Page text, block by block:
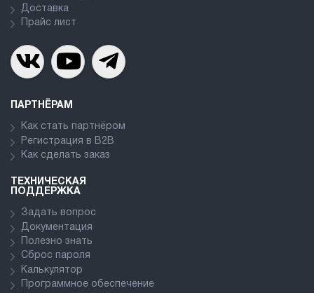
Доставка
Прайс лист
ПАРТНЁРАМ
Как стать партнёром
Регистрация в В2В
Как сделать заказ
ТЕХНИЧЕСКАЯ
ПОДДЕРЖКА
Задать вопрос
Документация
Полезно знать
Сброс пароля
Калькулятор
Программное обеспечение